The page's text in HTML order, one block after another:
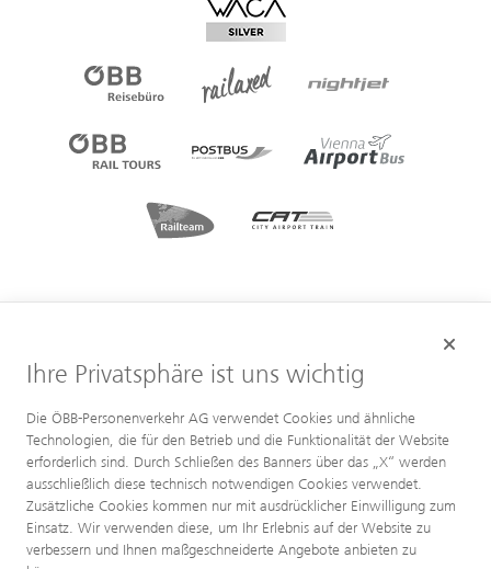
Ihre Privatsphäre ist uns wichtig
Die ÖBB-Personenverkehr AG verwendet Cookies und ähnliche
Technologien, die für den Betrieb und die Funktionalität der Website
erforderlich sind. Durch Schließen des Banners über das „X“ werden
ausschließlich diese technisch notwendigen Cookies verwendet.
Zusätzliche Cookies kommen nur mit ausdrücklicher Einwilligung zum
Einsatz. Wir verwenden diese, um Ihr Erlebnis auf der Website zu
verbessern und Ihnen maßgeschneiderte Angebote anbieten zu